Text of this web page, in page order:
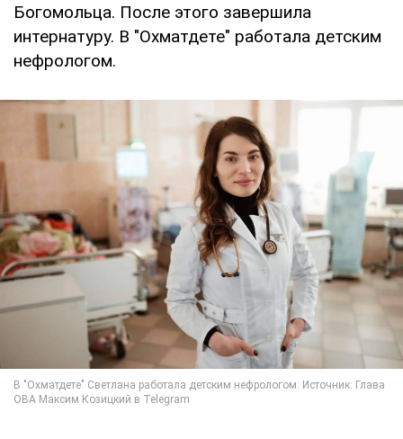
Богомольца. После этого завершила
интернатуру. В "Охматдете" работала детским
нефрологом.